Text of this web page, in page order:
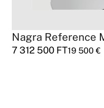
Nagra Reference
7 312 500 FT19 500€